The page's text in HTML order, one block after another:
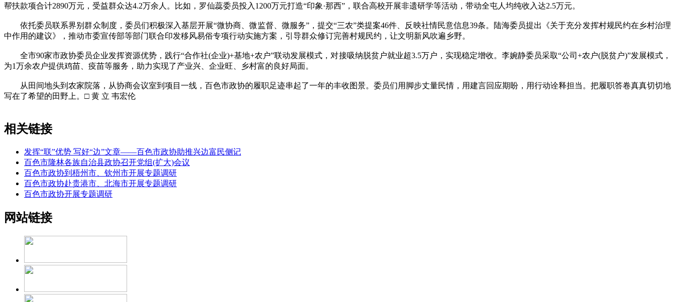
帮扶款项合计2890万元，受益群众达4.2万余人。比如，罗仙蕊委员投入1200万元打造“印象·那西”，联合高校开展非遗研学等活动，带动全屯人均纯收入达2.5万元。
依托委员联系界别群众制度，委员们积极深入基层开展“微协商、微监督、微服务”，提交“三农”类提案46件、反映社情民意信息39条。陆海委员提出《关于充分发挥村规民约在乡村治理
中作用的建议》，推动市委宣传部等部门联合印发移风易俗专项行动实施方案，引导群众修订完善村规民约，让文明新风吹遍乡野。
全市90家市政协委员企业发挥资源优势，践行“合作社(企业)+基地+农户”联动发展模式，对接吸纳脱贫户就业超3.5万户，实现稳定增收。李婉静委员采取“公司+农户(脱贫户)”发展模式，
为1万余农户提供鸡苗、疫苗等服务，助力实现了产业兴、企业旺、乡村富的良好局面。
从田间地头到农家院落，从协商会议室到项目一线，百色市政协的履职足迹串起了一年的丰收图景。委员们用脚步丈量民情，用建言回应期盼，用行动诠释担当。把履职答卷真真切切地
写在了希望的田野上。 □ 黄 立 韦宏伦
相关链接
发挥“联”优势 写好“边”文章——百色市政协助推兴边富民侧记
百色市隆林各族自治县政协召开党组(扩大)会议
百色市政协到梧州市、钦州市开展专题调研
百色市政协赴贵港市、北海市开展专题调研
百色市政协开展专题调研
网站链接